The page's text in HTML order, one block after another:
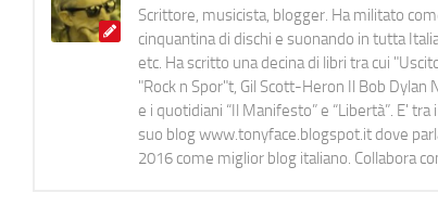
Scrittore, musicista, blogger. Ha militato
cinquantina di dischi e suonando in tutta
etc. Ha scritto una decina di libri tra cui
"Rock n Spor"t, Gil Scott-Heron Il Bob Dylan
e i quotidiani “Il Manifesto” e “Libertà”. E'
suo blog www.tonyface.blogspot.it dove
2016 come miglior blog italiano. Collabora